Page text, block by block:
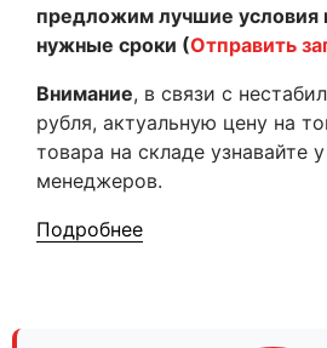
предложим лучшие условия
нужные сроки (Отправить
Внимание, в связи с
рубля, актуальную цену на
товара на складе узнавайте
менеджеров.
Подробнее